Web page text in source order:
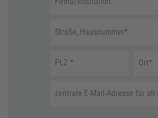
Straße, Hausnummer*
PLZ * Ort*
zentrale E-Mail-Adresse für